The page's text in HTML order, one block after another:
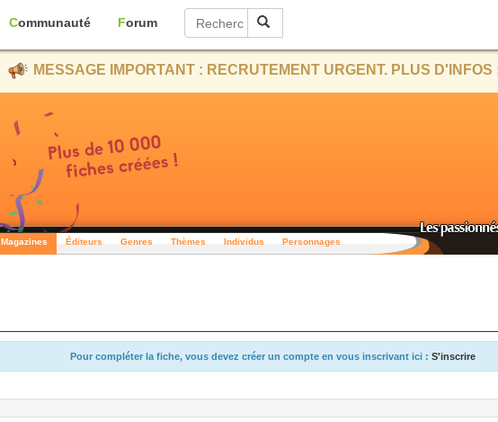
Communauté Forum
MESSAGE IMPORTANT : RECRUTEMENT URGENT. PLUS D'INFOS
Magazines Éditeurs Genres Thèmes Individus Personnages
Pour compléter la fiche, vous devez créer un compte en vous inscrivant ici : S'inscrire